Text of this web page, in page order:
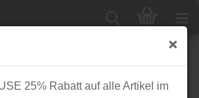
25% Rabatt auf alle Artikel im
- berry - MeetMilk